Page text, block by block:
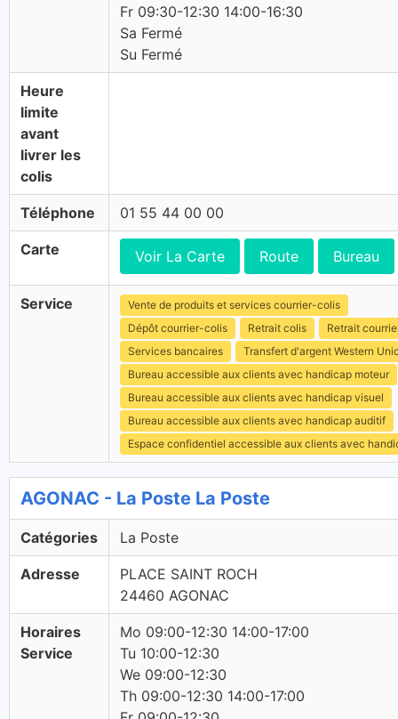
Fr 09:30-12:30 14:00-16:30
Sa Fermé
Su Fermé
Heure
limite
avant
livrer les
colis
Téléphone 01 55 44 00 00
Carte Voir La Carte Route Bureau
Service
Vente de produits et services courrier-colis
Dépôt courrier-colis
Retrait colis
Retrait
Services bancaires
Transfert d'argent Western
Bureau accessible aux clients avec handicap moteur
Bureau accessible aux clients avec handicap visuel
Bureau accessible aux clients avec handicap auditif
Espace confidentiel accessible aux clients avec
AGONAC - La Poste La Poste
Catégories La Poste
Adresse
PLACE SAINT ROCH
24460 AGONAC
Horaires
Service
Mo 09:00-12:30 14:00-17:00
Tu 10:00-12:30
We 09:00-12:30
Th 09:00-12:30 14:00-17:00